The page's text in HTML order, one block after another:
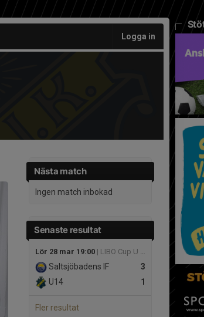
Logga in
Nästa match
Ingen match inbokad
Senaste resultat
Lör 28 mar 19:00 | LIBO Cup U 13 Grupp B
3
Saltsjöbadens IF
1
U14
Fler resultat